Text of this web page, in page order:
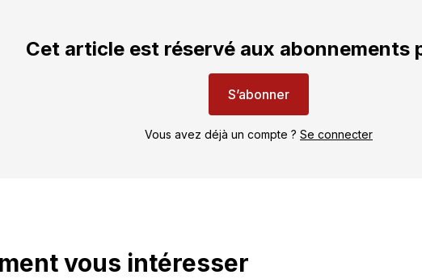
Cet article est réservé aux abonnements
S’abonner
Vous avez déjà un compte ? Se connecter
vous intéresser